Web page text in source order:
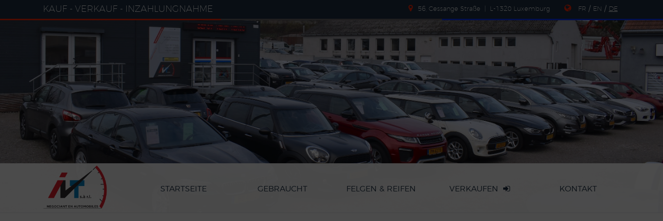
KAUF - VERKAUF - INZAHLUNGNAHME 56, Cessange Straße L-1320 Luxemburg FR / EN / DE
STARTSEITE GEBRAUCHT FELGEN & REIFEN VERKAUFEN KONTAKT
Cookie-Einstellungen